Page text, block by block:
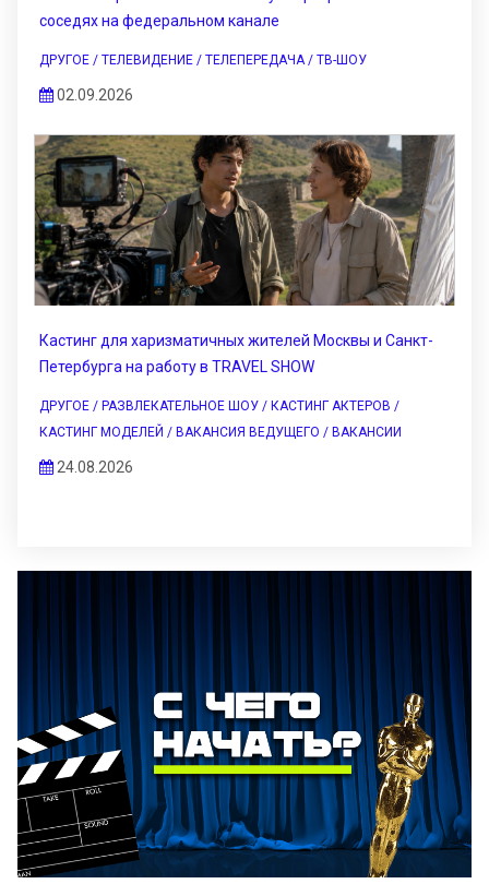
соседях на федеральном канале
ДРУГОЕ / ТЕЛЕВИДЕНИЕ / ТЕЛЕПЕРЕДАЧА / ТВ-ШОУ
02.09.2026
Кастинг для харизматичных жителей Москвы и Санкт-
Петербурга на работу в TRAVEL SHOW
ДРУГОЕ / РАЗВЛЕКАТЕЛЬНОЕ ШОУ / КАСТИНГ АКТЕРОВ /
КАСТИНГ МОДЕЛЕЙ / ВАКАНСИЯ ВЕДУЩЕГО / ВАКАНСИИ
24.08.2026